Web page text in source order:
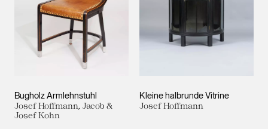
Bugholz Armlehnstuhl
Josef Hoffmann, Jacob &
Josef Kohn
Kleine halbrunde Vitrine
Josef Hoffmann